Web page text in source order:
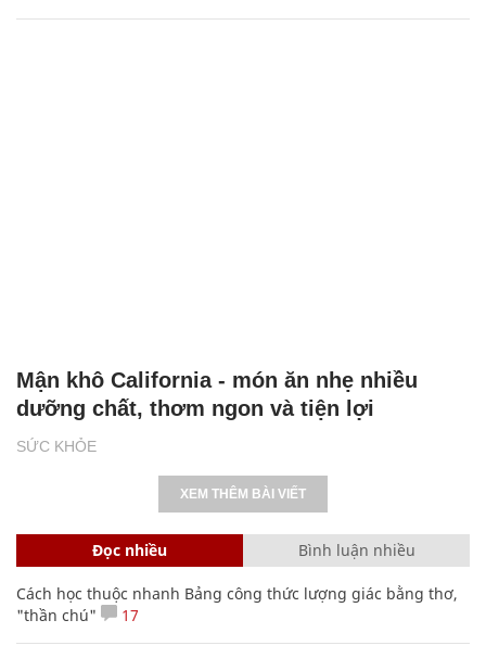
SỨC KHỎE
Mận khô California - món ăn nhẹ nhiều
dưỡng chất, thơm ngon và tiện lợi
XEM THÊM BÀI VIẾT
Đọc nhiều Bình luận nhiều
Cách học thuộc nhanh Bảng công thức lượng giác bằng thơ,
"thần chú"
17